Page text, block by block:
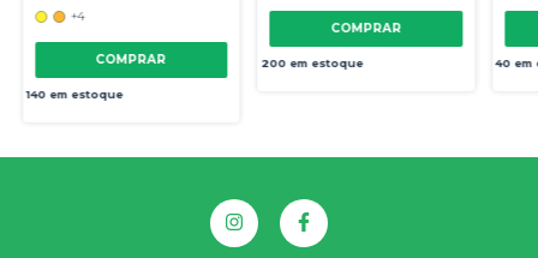
+4
COMPRAR
140 em estoque
COMPRAR
200 em estoque 40 em